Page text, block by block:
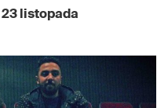
listopada